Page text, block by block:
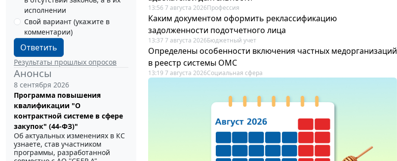
исполнении
Свой вариант (укажите в
комментарии)
Ответить
Результаты прошлых опросов
Анонсы
8 сентября 2026
Программа повышения
квалификации "О
контрактной системе в сфере
закупок" (44-ФЗ)"
Об актуальных изменениях в КС
узнаете, став участником
программы, разработанной
13:56 7 августа 2026Профессия
Каким документом оформить реклассификацию
задолженности подотчетного лица
13:37 7 августа 2026Бюджетный учет
Определены особенности включения частных медорганизаций
в реестр системы ОМС
13:19 7 августа 2026Социальная сфера